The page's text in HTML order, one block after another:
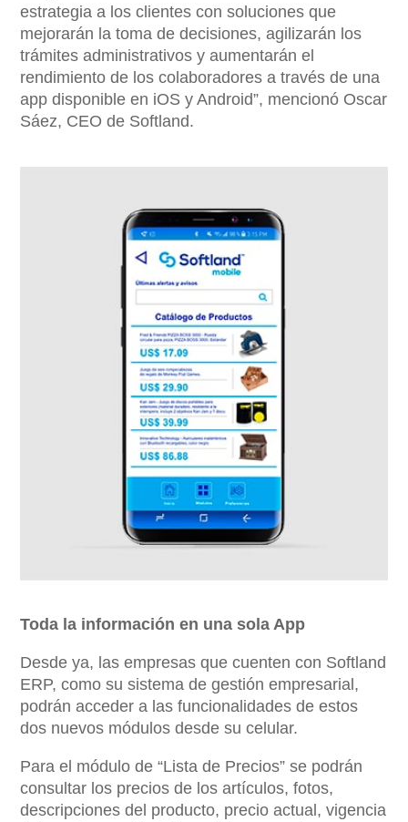
estrategia a los clientes con soluciones que
mejorarán la toma de decisiones, agilizarán los
trámites administrativos y aumentarán el
rendimiento de los colaboradores a través de una
app disponible en iOS y Android”, mencionó Oscar
Sáez, CEO de Softland.
Toda la información en una sola App
Desde ya, las empresas que cuenten con Softland
ERP, como su sistema de gestión empresarial,
podrán acceder a las funcionalidades de estos
dos nuevos módulos desde su celular.
Para el módulo de “Lista de Precios” se podrán
consultar los precios de los artículos, fotos,
descripciones del producto, precio actual, vigencia